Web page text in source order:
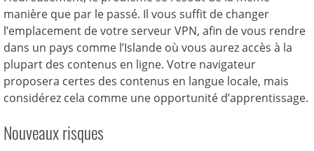
manière que par le passé. Il vous suffit de changer
l’emplacement de votre serveur VPN, afin de vous rendre
dans un pays comme l’Islande où vous aurez accès à la
plupart des contenus en ligne. Votre navigateur
proposera certes des contenus en langue locale, mais
considérez cela comme une opportunité d’apprentissage.
Nouveaux risques